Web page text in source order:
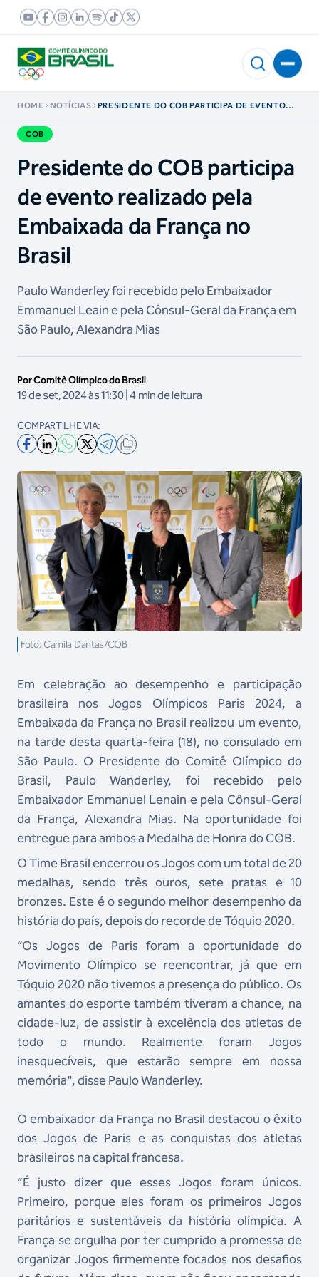
HOME NOTÍCIAS
PRESIDENTE DO COB PARTICIPA DE EVENTO
COB
Presidente do COB participa
de evento realizado pela
Embaixada da França no
Brasil
Paulo Wanderley foi recebido pelo Embaixador
Emmanuel Leain e pela Cônsul-Geral da França em
São Paulo, Alexandra Mias
Por Comitê Olímpico do Brasil
19 de set, 2024 às 11:30 | 4 min de leitura
COMPARTILHE VIA:
Foto: Camila Dantas/COB
Em celebração ao desempenho e participação
brasileira nos Jogos Olímpicos Paris 2024, a
Embaixada da França no Brasil realizou um evento,
na tarde desta quarta-feira (18), no consulado em
São Paulo. O Presidente do Comitê Olímpico do
Brasil, Paulo Wanderley, foi recebido pelo
Embaixador Emmanuel Lenain e pela Cônsul-Geral
da França, Alexandra Mias. Na oportunidade foi
entregue para ambos a Medalha de Honra do COB.
O Time Brasil encerrou os Jogos com um total de 20
medalhas, sendo três ouros, sete pratas e 10
bronzes. Este é o segundo melhor desempenho da
história do país, depois do recorde de Tóquio 2020.
“Os Jogos de Paris foram a oportunidade do
Movimento Olímpico se reencontrar, já que em
Tóquio 2020 não tivemos a presença do público. Os
amantes do esporte também tiveram a chance, na
cidade-luz, de assistir à excelência dos atletas de
todo o mundo. Realmente foram Jogos
inesquecíveis, que estarão sempre em nossa
memória", disse Paulo Wanderley.
O embaixador da França no Brasil destacou o êxito
dos Jogos de Paris e as conquistas dos atletas
brasileiros na capital francesa.
“É justo dizer que esses Jogos foram únicos.
Primeiro, porque eles foram os primeiros Jogos
paritários e sustentáveis da história olímpica. A
França se orgulha por ter cumprido a promessa de
organizar Jogos firmemente focados nos desafios